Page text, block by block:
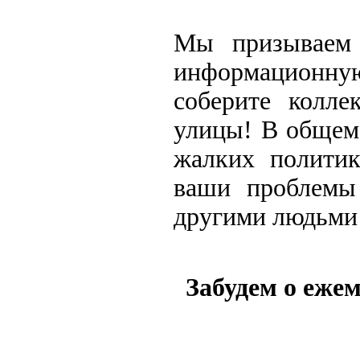
Мы призываем
соберите
улицы! В общем,
жалких
ваши проблемы
другими
Забудем о